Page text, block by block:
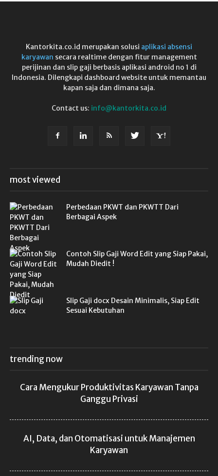
Kantorkita.co.id merupakan solusi aplikasi absensi
karyawan secara realtime dengan fitur management
perijinan dan slip gaji berbasis aplikasi android no 1 di
Indonesia. Dilengkapi dashboard website untuk memantau
kapan saja dan dimana saja.
Contact us: info@kantorkita.co.id
most viewed
Perbedaan PKWT dan PKWTT Dari
Berbagai Aspek
Contoh Slip Gaji Word Edit yang Siap Pakai,
Mudah Diedit !
Slip Gaji docx Desain Minimalis, Siap Edit
Sesuai Kebutuhan
trending now
Cara Mengukur Produktivitas Karyawan Tanpa
Ganggu Privasi
AI, Data, dan Otomatisasi untuk Manajemen
Karyawan